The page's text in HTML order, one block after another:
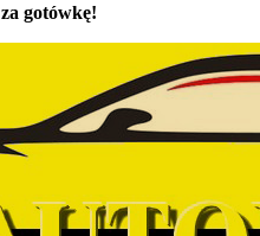
gotówkę!